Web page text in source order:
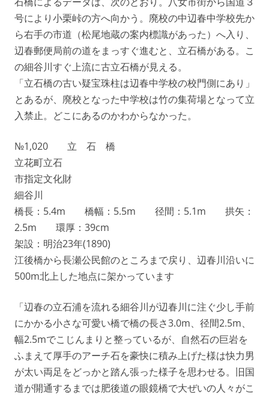
号により小栗峠の方へ向かう。廃校の中辺春中学校先か
ら右手の市道（松尾地蔵の案内標識があった）へ入り、
辺春郵便局前の道をまっすぐ進むと、立石橋がある。こ
の細谷川すぐ上流に古立石橋が見える。
「立石橋の古い疑宝珠柱は辺春中学校の校門側にあり」
とあるが、廃校となった中学校は竹の集荷場となって立
入禁止。どこにあるのかわからなかった。
№1,020 立 石 橋
立花町立石
市指定文化財
細谷川
橋長：5.4m 橋幅：5.5m 径間：5.1m 拱矢：
2.5m 環厚：39cm
架設：明治23年(1890)
江後橋から長瀬公民館のところまで戻り、辺春川沿いに
500m北上した地点に架かっています
「辺春の立石浦を流れる細谷川が辺春川に注ぐ少し手前
にかかる小さな可愛い橋で橋の長さ3.0m、径間2.5m、
幅2.5mでこじんまりと整っているが、自然石の巨岩を
ふまえて厚手のアーチ石を豪快に積み上げた様は快力男
が太い両足をどっかと踏ん張った様子を思わせる。旧国
道が開通するまでは肥後道の眼鏡橋で大ぜいの人々がこ